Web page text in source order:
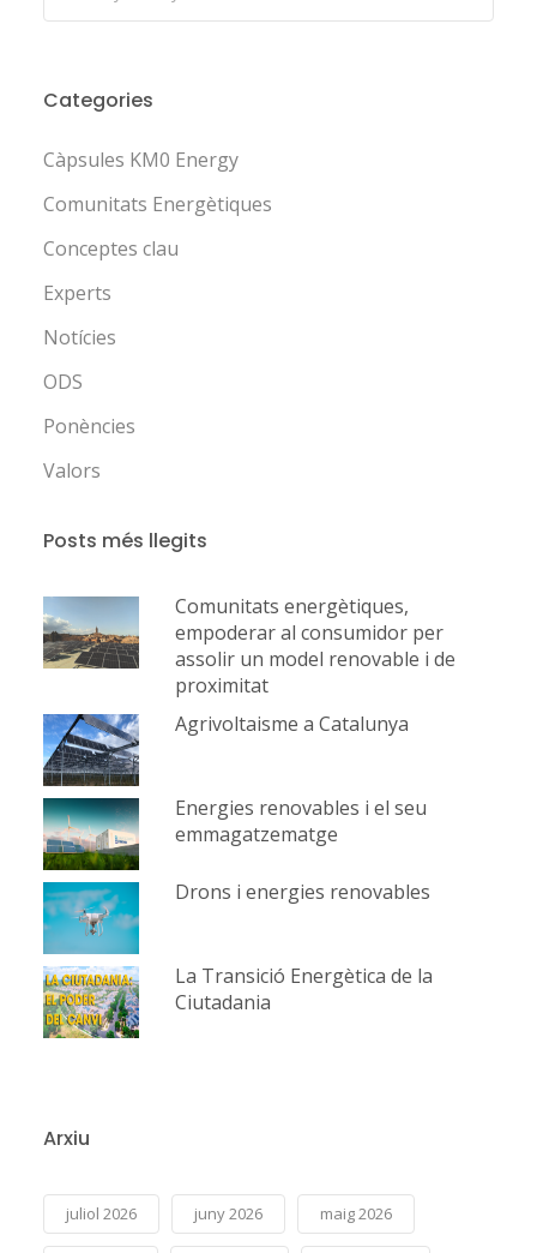
Categories
Càpsules KM0 Energy
Comunitats Energètiques
Conceptes clau
Experts
Notícies
ODS
Ponències
Valors
Posts més llegits
Comunitats energètiques,
empoderar al consumidor per
assolir un model renovable i de
proximitat
Agrivoltaisme a Catalunya
Energies renovables i el seu
emmagatzematge
Drons i energies renovables
La Transició Energètica de la
Ciutadania
Arxiu
juliol 2026 juny 2026 maig 2026